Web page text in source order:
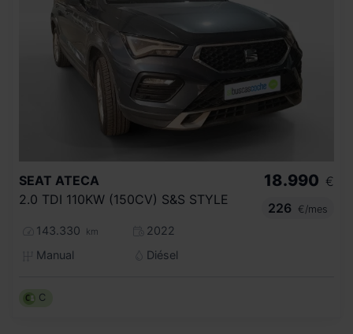
SEAT ATECA
2.0 TDI 110KW (150CV) S&S STYLE
143.330 km
2022
Manual
Diésel
18.990 €
226
€/mes
C